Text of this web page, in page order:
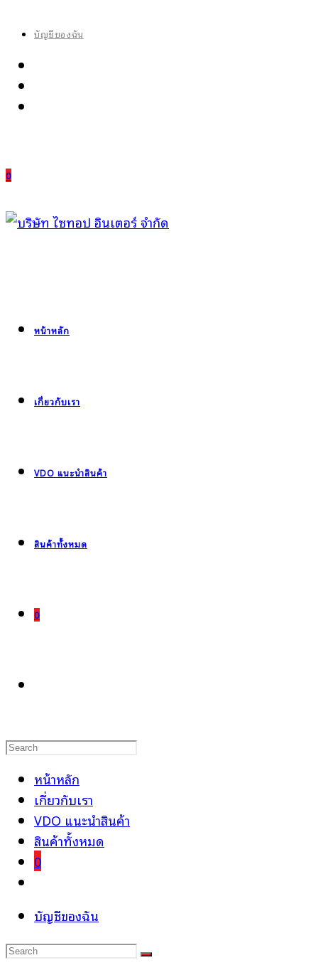
บัญชีของฉัน
0
หน้าหลัก
เกี่ยวกับเรา
VDO แนะนำสินค้า
สินค้าทั้งหมด
0
SEARCH
หน้าหลัก
เกี่ยวกับเรา
VDO แนะนำสินค้า
สินค้าทั้งหมด
0
search
บัญชีของฉัน